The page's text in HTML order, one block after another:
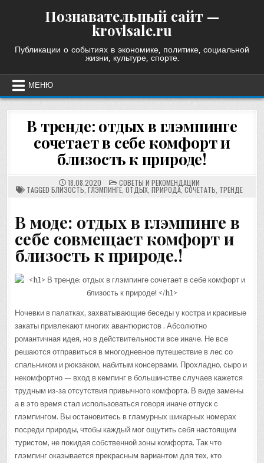
Познавательный сайт —
krovlsale.ru
Публикации о событиях в экономике, политике, социальной
жизни, культуре, спорте.
МЕНЮ
В тренде: отдых в глэмпинге
сочетает в себе комфорт и
близость к природе!
18.08.2020 POSTED
IN
СОВЕТЫ И РЕКОМЕНДАЦИИ
TAGGED БЛИЗОСТЬ ГЛЭМПИНГЕ, ОТДЫХ, ПРИРОДА,СОЧЕТАТЬ ТРЕНДЕ
В моде: отдых в глэмпинге в
себе совмещает комфорт и
близость к природе.!
Ночевки в палатках, захватывающие беседы у костра и красивые
закаты привлекают многих авантюристов . Абсолютно
романтичная идея, но в действительности все иначе. Не все
решаются отправиться в многодневное путешествие в лес со
спальником и рюкзаком, набитым консервами. Прохладно, сыро и
некомфортно — вход в кемпинг в большинстве случаев кажется
трудным из-за отсутствия привычного комфорта. В виде замены
а в это время стал использоваться говоря иначе отпуск с
глэмпингом. Вы остановитесь в гламурных шикарных номерах
посреди природы, чтобы каждый мог ощутить себя настоящим
туристом, не покидая собственной зоны комфорта. Так что
глэмпинг оказывается прекрасным вариантом для тех, кто